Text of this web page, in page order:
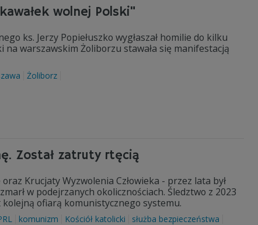
wolnej Polski"
ks. Jerzy Popiełuszko wygłaszał homilie do kilku
na warszawskim Żoliborzu stawała się manifestacją
Żoliborz
Został zatruty rtęcią
Krucjaty Wyzwolenia Człowieka - przez lata był
w podejrzanych okolicznościach. Śledztwo z 2023
kolejną ofiarą komunistycznego systemu.
komunizm Kościół katolicki
służba bezpieczeństwa